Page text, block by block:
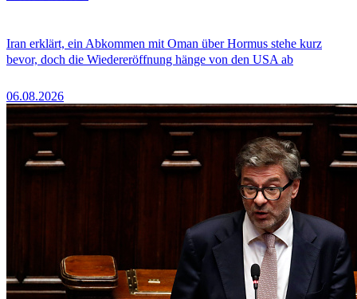
Iran erklärt, ein Abkommen mit Oman über Hormus stehe kurz
bevor, doch die Wiedereröffnung hänge von den USA ab
06.08.2026